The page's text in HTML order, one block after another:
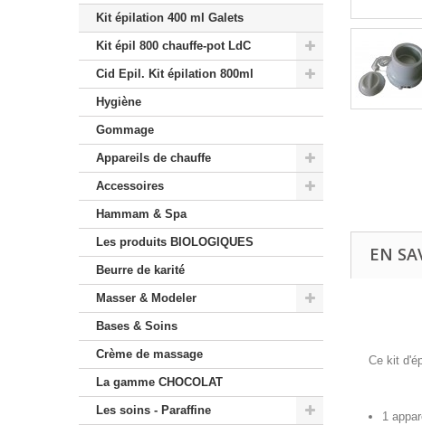
Kit épilation 400 ml Galets
Kit épil 800 chauffe-pot LdC
Cid Epil. Kit épilation 800ml
Hygiène
Gommage
Appareils de chauffe
Accessoires
Hammam & Spa
Les produits BIOLOGIQUES
Beurre de karité
Masser & Modeler
Bases & Soins
Crème de massage
La gamme CHOCOLAT
Les soins - Paraffine
EN
Ce kit
1